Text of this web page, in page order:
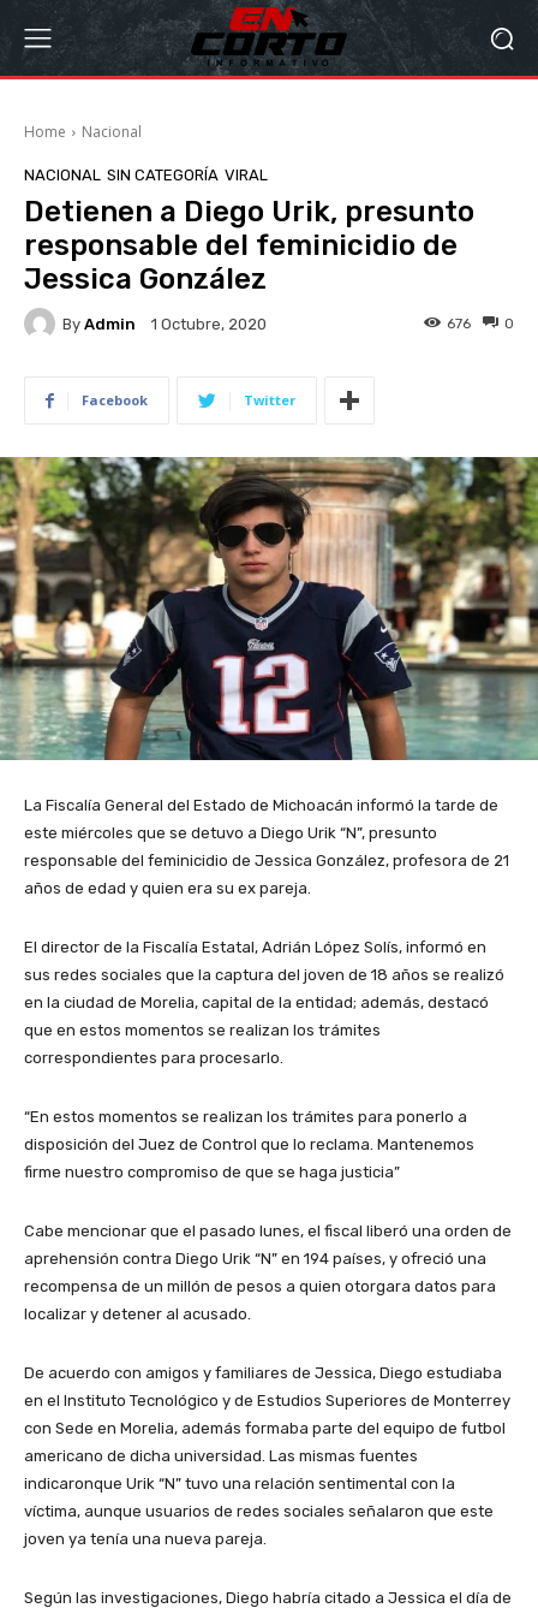
Home Nacional
NACIONAL SIN CATEGORÍA VIRAL
Detienen a Diego Urik, presunto
responsable del feminicidio de
Jessica González
By Admin 1 Octubre, 2020 0
676
Facebook Twitter
La Fiscalía General del Estado de Michoacán informó la tarde de
este miércoles que se detuvo a Diego Urik “N”, presunto
responsable del feminicidio de Jessica González, profesora de 21
años de edad y quien era su ex pareja.
El director de la Fiscalía Estatal, Adrián López Solís, informó en
sus redes sociales que la captura del joven de 18 años se realizó
en la ciudad de Morelia, capital de la entidad; además, destacó
que en estos momentos se realizan los trámites
correspondientes para procesarlo.
“En estos momentos se realizan los trámites para ponerlo a
disposición del Juez de Control que lo reclama. Mantenemos
firme nuestro compromiso de que se haga justicia”
Cabe mencionar que el pasado lunes, el fiscal liberó una orden de
aprehensión contra Diego Urik “N” en 194 países, y ofreció una
recompensa de un millón de pesos a quien otorgara datos para
localizar y detener al acusado.
De acuerdo con amigos y familiares de Jessica, Diego estudiaba
en el Instituto Tecnológico y de Estudios Superiores de Monterrey
con Sede en Morelia, además formaba parte del equipo de futbol
americano de dicha universidad. Las mismas fuentes
indicaronque Urik “N” tuvo una relación sentimental con la
víctima, aunque usuarios de redes sociales señalaron que este
joven ya tenía una nueva pareja.
Según las investigaciones, Diego habría citado a Jessica el día de